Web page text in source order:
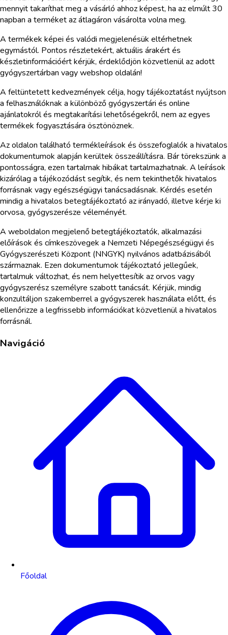
mennyit takaríthat meg a vásárló ahhoz képest, ha az elmúlt 30
napban a terméket az átlagáron vásárolta volna meg.
A termékek képei és valódi megjelenésük eltérhetnek
egymástól. Pontos részletekért, aktuális árakért és
készletinformációért kérjük, érdeklődjön közvetlenül az adott
gyógyszertárban vagy webshop oldalán!
A feltüntetett kedvezmények célja, hogy tájékoztatást nyújtson
a felhasználóknak a különböző gyógyszertári és online
ajánlatokról és megtakarítási lehetőségekről, nem az egyes
termékek fogyasztására ösztönöznek.
Az oldalon található termékleírások és összefoglalók a hivatalos
dokumentumok alapján kerültek összeállításra. Bár törekszünk a
pontosságra, ezen tartalmak hibákat tartalmazhatnak. A leírások
kizárólag a tájékozódást segítik, és nem tekinthetők hivatalos
forrásnak vagy egészségügyi tanácsadásnak. Kérdés esetén
mindig a hivatalos betegtájékoztató az irányadó, illetve kérje ki
orvosa, gyógyszerésze véleményét.
A weboldalon megjelenő betegtájékoztatók, alkalmazási
előírások és címkeszövegek a Nemzeti Népegészségügyi és
Gyógyszerészeti Központ (NNGYK) nyilvános adatbázisából
származnak. Ezen dokumentumok tájékoztató jellegűek,
tartalmuk változhat, és nem helyettesítik az orvos vagy
gyógyszerész személyre szabott tanácsát. Kérjük, mindig
konzultáljon szakemberrel a gyógyszerek használata előtt, és
ellenőrizze a legfrissebb információkat közvetlenül a hivatalos
forrásnál.
Navigáció
Főoldal